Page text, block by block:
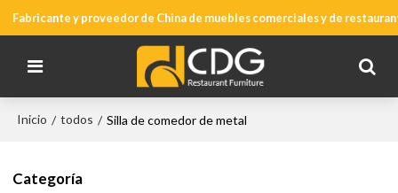
Fabricante y proveedor de China de muebles comerciales y de
Inicio / todos / Silla de comedor de metal
Categoría